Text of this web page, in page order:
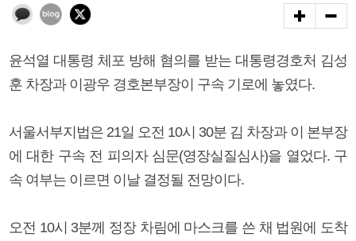
윤석열 대통령 체포 방해 혐의를 받는 대통령경호처 김성
훈 차장과 이광우 경호본부장이 구속 기로에 놓였다.
서울서부지법은 21일 오전 10시 30분 김 차장과 이 본부장
에 대한 구속 전 피의자 심문(영장실질심사)을 열었다. 구
속 여부는 이르면 이날 결정될 전망이다.
오전 10시 3분께 정장 차림에 마스크를 쓴 채 법원에 도착